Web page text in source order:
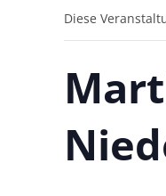
Diese